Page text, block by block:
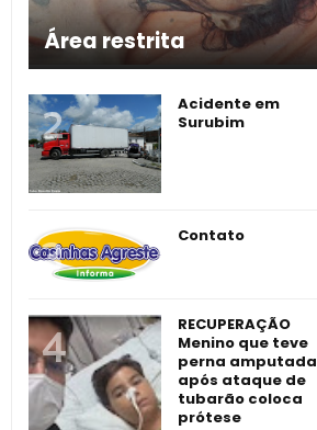
Área restrita
Acidente em
Surubim
Contato
RECUPERAÇÃO
Menino que teve
perna amputada
após ataque de
tubarão coloca
prótese